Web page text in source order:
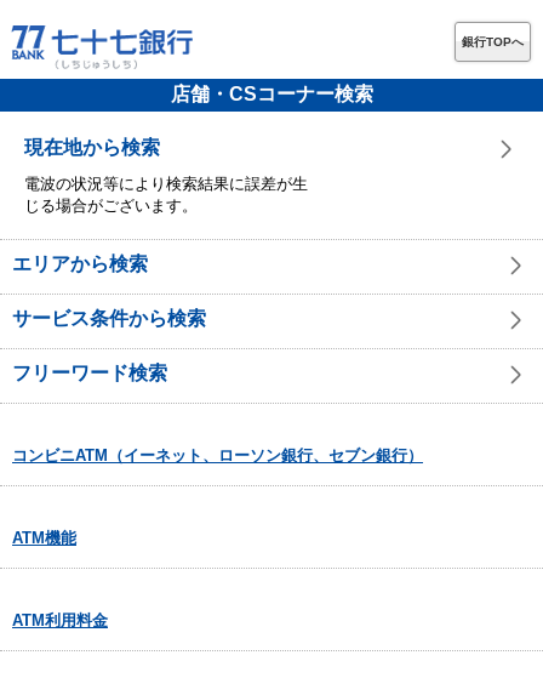
銀行TOPへ
店舗・CSコーナー検索
現在地から検索
電波の状況等により検索結果に誤差が生
じる場合がございます。
エリアから検索
サービス条件から検索
フリーワード検索
コンビニATM（イーネット、ローソン銀行、セブン銀行）
ATM機能
ATM利用料金